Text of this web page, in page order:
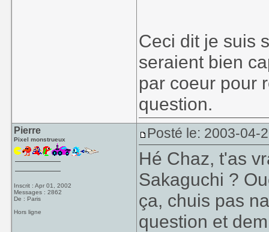
Ceci dit je suis
seraient bien
par coeur pour
question.
Pierre
Pixel monstrueux
Inscrit : Apr 01, 2002
Messages : 2862
De : Paris
Hors ligne
Posté le: 2003-04-
Hé Chaz, t'as
Sakaguchi ?
ça, chuis pas
question et